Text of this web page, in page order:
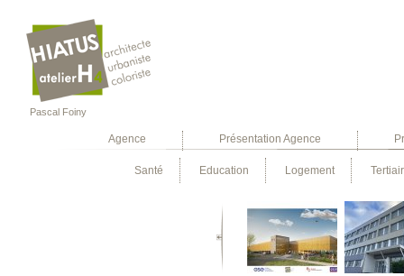
Pascal Foiny
Agence Présentation Agence
Santé Education Logement